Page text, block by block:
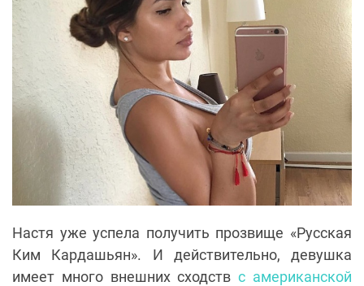
Настя уже успела получить прозвище «Русская
Ким Кардашьян». И действительно, девушка
имеет много внешних сходствс американской